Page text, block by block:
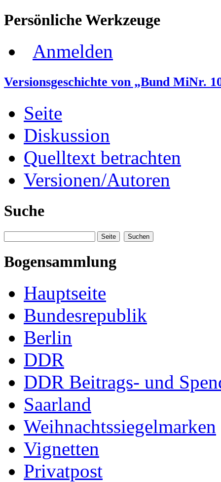
Persönliche Werkzeuge
Anmelden
Versionsgeschichte von „Bund MiNr.
Seite
Diskussion
Quelltext betrachten
Versionen/Autoren
Suche
Bogensammlung
Hauptseite
Bundesrepublik
Berlin
DDR
DDR Beitrags- und
Saarland
Weihnachtssiegelmarken
Vignetten
Privatpost